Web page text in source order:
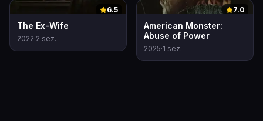
0 6.5
The Ex-Wife
2022·2 sez.
0 7.0
American Monster:
Abuse of Power
2025·1 sez.